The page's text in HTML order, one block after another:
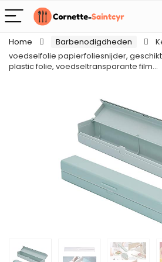
Home Barbenodigdheden
voedselfolie papierfoliesnijder,
plastic folie, voedseltransparante film…